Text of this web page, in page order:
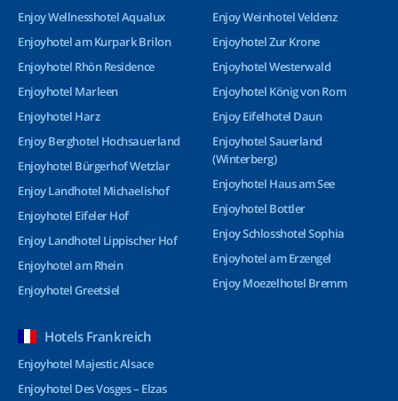
Enjoy Wellnesshotel Aqualux
Enjoyhotel am Kurpark Brilon
Enjoyhotel Rhön Residence
Enjoyhotel Marleen
Enjoyhotel Harz
Enjoy Berghotel Hochsauerland
Enjoyhotel Bürgerhof Wetzlar
Enjoy Landhotel Michaelishof
Enjoyhotel Eifeler Hof
Enjoy Landhotel Lippischer Hof
Enjoyhotel am Rhein
Enjoyhotel Greetsiel
Enjoy Weinhotel Veldenz
Enjoyhotel Zur Krone
Enjoyhotel Westerwald
Enjoyhotel König von Rom
Enjoy Eifelhotel Daun
Enjoyhotel Sauerland
(Winterberg)
Enjoyhotel Haus am See
Enjoyhotel Bottler
Enjoy Schlosshotel Sophia
Enjoyhotel am Erzengel
Enjoy Moezelhotel Bremm
Hotels Frankreich
Enjoyhotel Majestic Alsace
Enjoyhotel Des Vosges – Elzas